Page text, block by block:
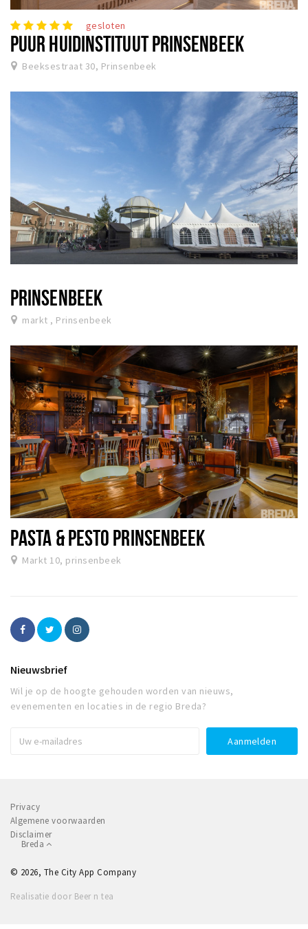
gesloten
PUUR HUIDINSTITUUT PRINSENBEEK
Beeksestraat 30, Prinsenbeek
PRINSENBEEK
markt , Prinsenbeek
PASTA & PESTO PRINSENBEEK
Markt 10, prinsenbeek
Nieuwsbrief
Wil je op de hoogte gehouden worden van nieuws,
evenementen en locaties in de regio Breda?
Privacy
Algemene voorwaarden
Disclaimer
Breda
© 2026, The City App Company
Realisatie door Beer n tea